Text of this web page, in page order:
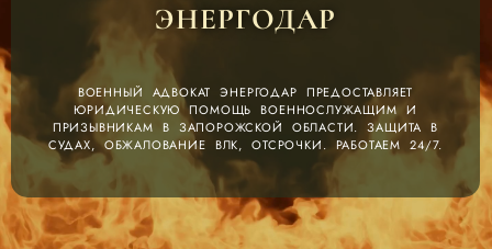
ЭНЕРГОДАР
ВОЕННЫЙ АДВОКАТ ЭНЕРГОДАР ПРЕДОСТАВЛЯЕТ
ЮРИДИЧЕСКУЮ ПОМОЩЬ ВОЕННОСЛУЖАЩИМ И
ПРИЗЫВНИКАМ В ЗАПОРОЖСКОЙ ОБЛАСТИ. ЗАЩИТА В
СУДАХ, ОБЖАЛОВАНИЕ ВЛК, ОТСРОЧКИ. РАБОТАЕМ 24/7.